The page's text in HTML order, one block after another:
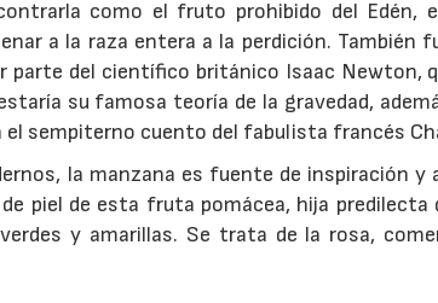
como el fruto prohibido del Edén,
a la raza entera a la perdición. También
parte del científico británico Isaac Newton,
su famosa teoría de la gravedad,
sempiterno cuento del fabulista francés
la manzana es fuente de inspiración y
piel de esta fruta pomácea, hija predilecta
y amarillas. Se trata de la rosa,